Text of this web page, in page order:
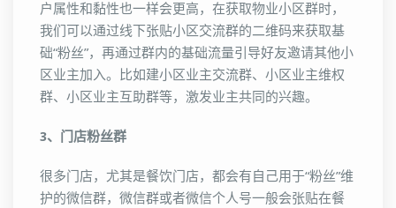
户属性和黏性也一样会更高，在获取物业小区群时，
我们可以通过线下张贴小区交流群的二维码来获取基
础“粉丝”，再通过群内的基础流量引导好友邀请其他小
区业主加入。比如建小区业主交流群、小区业主维权
群、小区业主互助群等，激发业主共同的兴趣。
3、门店粉丝群
很多门店，尤其是餐饮门店，都会有自己用于“粉丝”维
护的微信群，微信群或者微信个人号一般会张贴在餐